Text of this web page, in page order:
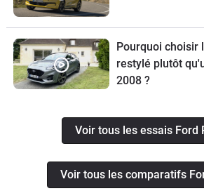
Pourquoi choisir
restylé plutôt
2008 ?
Voir tous les essais Ford
Voir tous les comparatifs